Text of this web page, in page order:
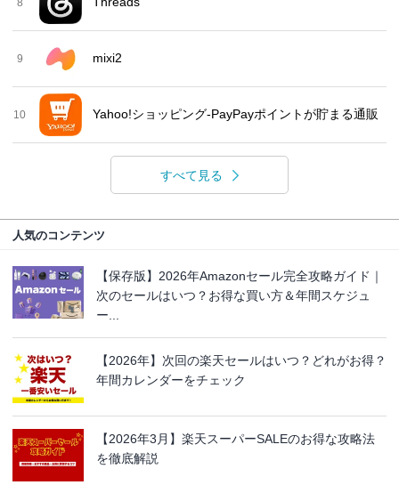
8
9 mixi2
10 Yahoo!ショッピング-PayPayポイントが貯まる通販
すべて見る
人気のコンテンツ
【保存版】2026年Amazonセール完全攻略ガイド｜
次のセールはいつ？お得な買い方＆年間スケジュ
ー...
【2026年】次回の楽天セールはいつ？どれがお得？
年間カレンダーをチェック
【2026年3月】楽天スーパーSALEのお得な攻略法
を徹底解説